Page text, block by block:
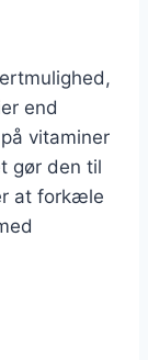
end
vitaminer
gør den til
at forkæle